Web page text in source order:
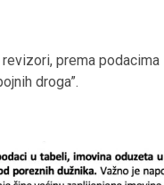
prema
droga”.